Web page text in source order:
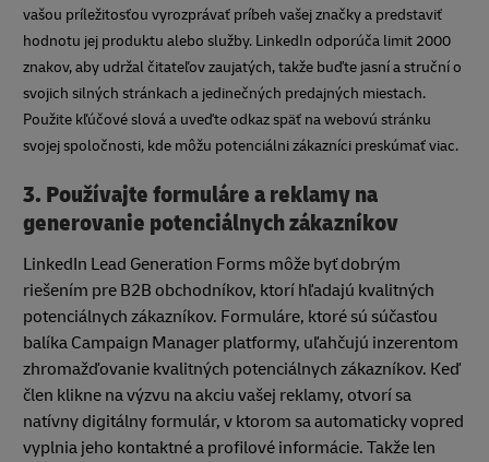
vašou príležitosťou vyrozprávať príbeh vašej značky a predstaviť
hodnotu jej produktu alebo služby. LinkedIn odporúča limit 2000
znakov, aby udržal čitateľov zaujatých, takže buďte jasní a struční o
svojich silných stránkach a jedinečných predajných miestach.
Použite kľúčové slová a uveďte odkaz späť na webovú stránku
svojej spoločnosti, kde môžu potenciálni zákazníci preskúmať viac.
3. Používajte formuláre a reklamy na
generovanie potenciálnych zákazníkov
LinkedIn Lead Generation Forms môže byť dobrým
riešením pre B2B obchodníkov, ktorí hľadajú kvalitných
potenciálnych zákazníkov. Formuláre, ktoré sú súčasťou
balíka Campaign Manager platformy, uľahčujú inzerentom
zhromažďovanie kvalitných potenciálnych zákazníkov. Keď
člen klikne na výzvu na akciu vašej reklamy, otvorí sa
natívny digitálny formulár, v ktorom sa automaticky vopred
vyplnia jeho kontaktné a profilové informácie. Takže len